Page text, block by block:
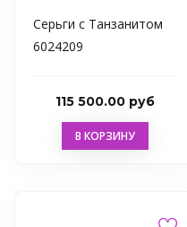
Серьги с Танзанитом
6024209
115 500.00 руб
В КОРЗИНУ